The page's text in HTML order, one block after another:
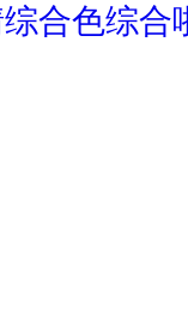
合色综合